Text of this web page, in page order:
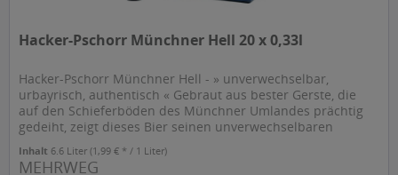
Hacker-Pschorr Münchner Hell 20 x 0,33l
Hacker-Pschorr Münchner Hell - » unverwechselbar,
urbayrisch, authentisch « Gebraut aus bester Gerste, die
auf den Schieferböden des Münchner Umlandes prächtig
gedeiht, zeigt dieses Bier seinen unverwechselbaren
Inhalt 6.6 Liter(1,99 € * / 1 Liter)
MEHRWEG